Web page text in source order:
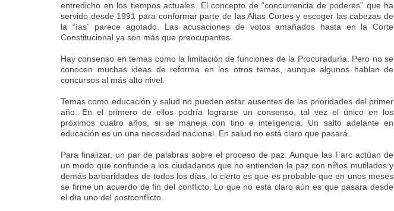
entredicho en los tiempos actuales. El concepto de “concurrencia de poderes” que ha
servido desde 1991 para conformar parte de las Altas Cortes y escoger las cabezas de
la “ías” parece agotado. Las acusaciones de votos amañados hasta en la Corte
Constitucional ya son más que preocupantes.
Hay consenso en temas como la limitación de funciones de la Procuraduría. Pero no se
conocen muchas ideas de reforma en los otros temas, aunque algunos hablan de
concursos al más alto nivel.
Temas como educación y salud no pueden estar ausentes de las prioridades del primer
año. En el primero de ellos podría lograrse un consenso, tal vez el único en los
próximos cuatro años, si se maneja con tino e inteligencia. Un salto adelante en
educación es un una necesidad nacional. En salud no está claro que pasará.
Para finalizar, un par de palabras sobre el proceso de paz. Aunque las Farc actúan de
un modo que confunde a los ciudadanos que no entienden la paz con niños mutilados y
demás barbaridades de todos los días, lo cierto es que es probable que en unos meses
se firme un acuerdo de fin del conflicto. Lo que no está claro aún es que pasara desde
el día uno del postconflicto.